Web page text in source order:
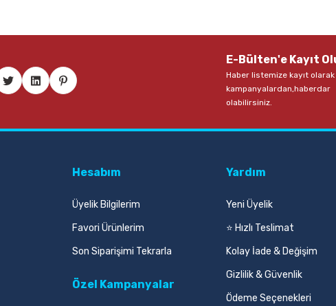
E-Bülten'e Kayıt
Haber listemize kayıt olarak
kampanyalardan,haberdar
olabilirsiniz.
Hesabım
Üyelik Bilgilerim
Favori Ürünlerim
Son Siparişimi Tekrarla
Özel Kampanyalar
Yardım
Yeni Üyelik
⭐ Hızlı Teslimat
Kolay İade & Değişim
Gizlilik & Güvenlik
Ödeme Seçenekleri